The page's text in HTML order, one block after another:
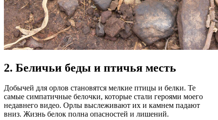
2. Беличьи беды и птичья месть
Добычей для орлов становятся мелкие птицы и белки. Те
самые симпатичные белочки, которые стали героями моего
недавнего видео. Орлы выслеживают их и камнем падают
вниз. Жизнь белок полна опасностей и лишений.